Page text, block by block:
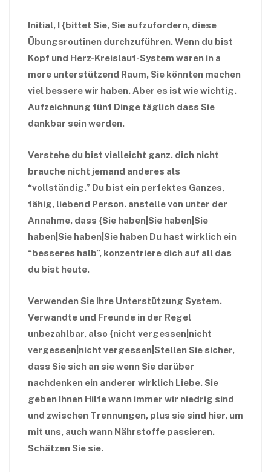
Initial, I {bittet Sie, Sie aufzufordern, diese
Übungsroutinen durchzuführen. Wenn du bist
Kopf und Herz-Kreislauf-System waren in a
more unterstützend Raum, Sie könnten machen
viel bessere wir haben. Aber es ist wie wichtig.
Aufzeichnung fünf Dinge täglich dass Sie
dankbar sein werden.
Verstehe du bist vielleicht ganz. dich nicht
brauche nicht jemand anderes als
“vollständig.” Du bist ein perfektes Ganzes,
fähig, liebend Person. anstelle von unter der
Annahme, dass {Sie haben|Sie haben|Sie
haben|Sie haben|Sie haben Du hast wirklich ein
“besseres halb”, konzentriere dich auf all das
du bist heute.
Verwenden Sie Ihre Unterstützung System.
Verwandte und Freunde in der Regel
unbezahlbar, also {nicht vergessen|nicht
vergessen|nicht vergessen|Stellen Sie sicher,
dass Sie sich an sie wenn Sie darüber
nachdenken ein anderer wirklich Liebe. Sie
geben Ihnen Hilfe wann immer wir niedrig sind
und zwischen Trennungen, plus sie sind hier, um
mit uns, auch wann Nährstoffe passieren.
Schätzen Sie sie.